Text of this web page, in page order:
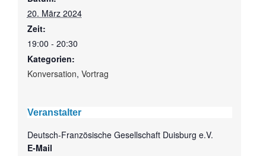
20. März 2024
Zeit:
19:00 - 20:30
Kategorien:
Konversation, Vortrag
Veranstalter
Deutsch-Französische Gesellschaft Duisburg e.V.
E-Mail